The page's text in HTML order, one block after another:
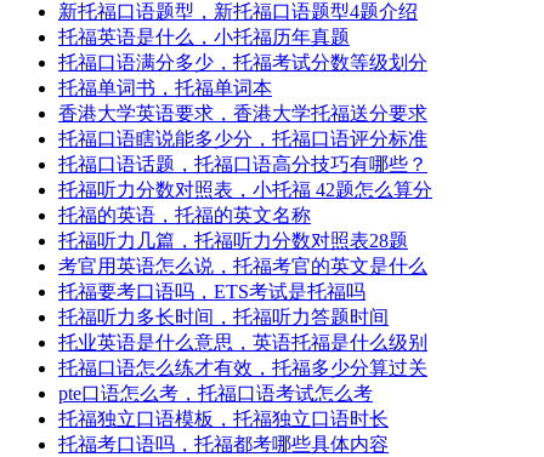
新托福口语题型，新托福口语题型4题介绍
托福英语是什么，小托福历年真题
托福口语满分多少，托福考试分数等级划分
托福单词书，托福单词本
香港大学英语要求，香港大学托福送分要求
托福口语瞎说能多少分，托福口语评分标准
托福口语话题，托福口语高分技巧有哪些？
托福听力分数对照表，小托福 42题怎么算分
托福的英语，托福的英文名称
托福听力几篇，托福听力分数对照表28题
考官用英语怎么说，托福考官的英文是什么
托福要考口语吗，ETS考试是托福吗
托福听力多长时间，托福听力答题时间
托业英语是什么意思，英语托福是什么级别
托福口语怎么练才有效，托福多少分算过关
pte口语怎么考，托福口语考试怎么考
托福独立口语模板，托福独立口语时长
托福考口语吗，托福都考哪些具体内容